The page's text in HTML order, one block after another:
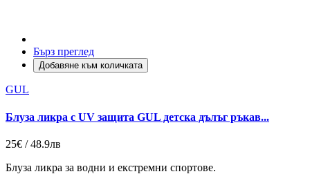
Бърз преглед
Добавяне към количката
GUL
Блуза ликра с UV защита GUL детска дълъг ръкав...
25€ / 48.9лв
Блуза ликра за водни и екстремни спортове.